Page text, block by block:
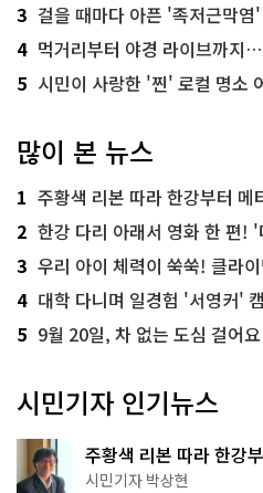
3 걸을 때마다 아픈 '족저근막염'…무
4 먹거리부터 야경 라이브까지
5 시민이 사랑한 '찐' 로컬 명소 어
많이 본 뉴스
1 주황색 리본 따라 한강부터 메타세쿼
2 한강 다리 아래서 영화 한 편!
3 우리 아이 체력이 쑥쑥! 클라
4 대학 다니며 일경험 '서영커'
5 9월 20일, 차 없는 도심 걸어요…'서
시민기자 인기뉴스
주황색 리본 따라 한강
서울둘레길 15코스
시민기자 박상현